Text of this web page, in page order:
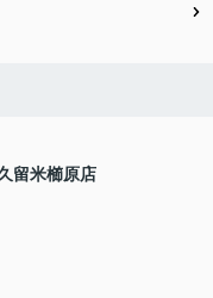
留米櫛原店